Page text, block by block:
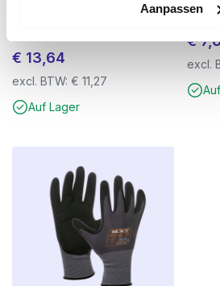
Aanpassen
Rahmenschrauben 7.5 x 102
€ 13,64
excl. BTW: € 11,27
Auf Lager
192
€
excl.